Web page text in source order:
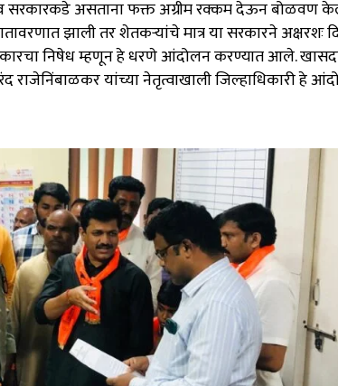
असताना फक्त अग्रीम रक्कम देऊन बोळवण
झाली तर शेतकऱ्यांचे मात्र या सरकारने
निषेध म्हणून हे धरणे आंदोलन करण्यात आले.
यांच्या नेतृत्वाखाली जिल्हाधिकारी हे